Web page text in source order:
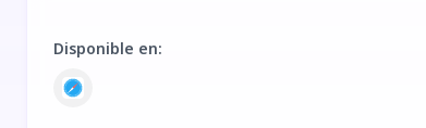
Disponible en: